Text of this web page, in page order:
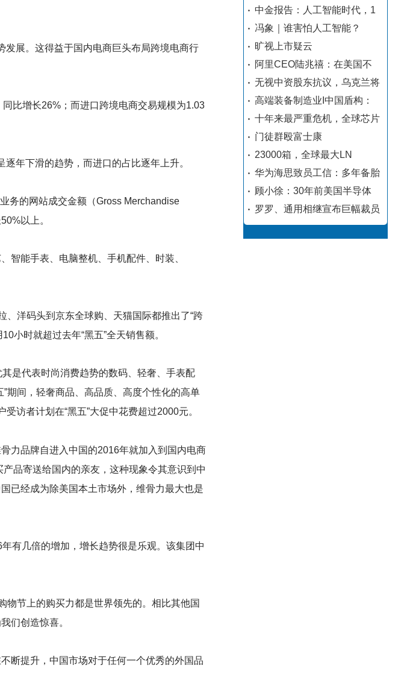
展。这得益于国内电商巨头布局跨境电商行
比增长26%；而进口跨境电商交易规模为1.03
年下滑的趋势，而进口的占比逐年上升。
务的网站成交金额（Gross Merchandise
以上。
智能手表、电脑整机、手机配件、时装、
、洋码头到京东全球购、天猫国际都推出了“跨
小时就超过去年“黑五”全天销售额。
是代表时尚消费趋势的数码、轻奢、手表配
期间，轻奢商品、高品质、高度个性化的高单
访者计划在“黑五”大促中花费超过2000元。
力品牌自进入中国的2016年就加入到国内电商
品寄送给国内的亲友，这种现象令其意识到中
已经成为除美国本土市场外，维骨力最大也是
有几倍的增加，增长趋势很是乐观。该集团中
物节上的购买力都是世界领先的。相比其他国
们创造惊喜。
断提升，中国市场对于任何一个优秀的外国品
中金报告：人工智能时代，1
冯象｜谁害怕人工智能？
旷视上市疑云
阿里CEO陆兆禧：在美国不
无视中资股东抗议，乌克兰将
高端装备制造业I中国盾构：
十年来最严重危机，全球芯片
门徒群殴富士康
23000箱，全球最大LN
华为海思致员工信：多年备胎
顾小徐：30年前美国半导体
罗罗、通用相继宣布巨幅裁员